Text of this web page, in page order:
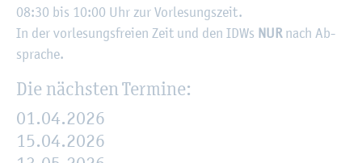
08:30 bis 10:00 Uhr zur Vor­le­sungs­zeit.
In der vor­le­sungs­frei­en Zeit und den IDWs NUR nach Ab­
spra­che.
Die nächs­ten Ter­mi­ne:
01.04.2026
15.04.2026